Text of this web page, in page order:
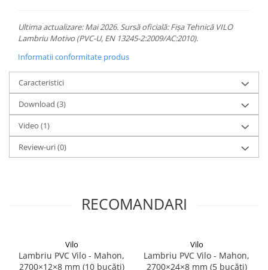
Ultima actualizare: Mai 2026. Sursă oficială: Fișa Tehnică VILO
Lambriu Motivo (PVC-U, EN 13245-2:2009/AC:2010).
Informatii conformitate produs
Caracteristici
Download (3)
Video (1)
Review-uri(0)
RECOMANDARI
Vilo
Lambriu PVC Vilo - Mahon,
2700×12×8 mm (10 bucăți)
Vilo
Lambriu PVC Vilo - Mahon,
2700×24×8 mm (5 bucăți)